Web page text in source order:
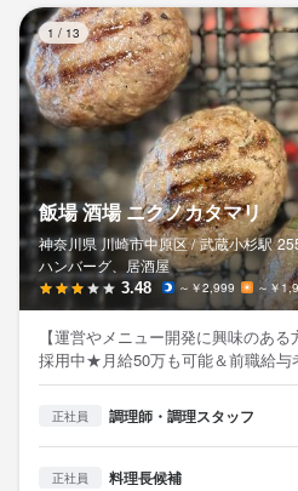
1 / 13
飯場 酒場 ニクノカタマリ
神奈川県 川崎市中原区 / 武蔵小杉駅
ハンバーグ、居酒屋
3.48 ～￥2,999 ～￥
【運営やメニュー開発に興味のあ
採用中★月給50万も可能＆前職給与
正社員 調理師・調理スタッフ
正社員 料理長候補